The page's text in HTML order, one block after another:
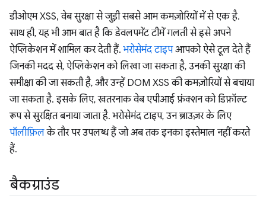
डीओएम XSS, वेब सुरक्षा से जुड़ी सबसे आम कमज़ोरियों में से एक है.
साथ ही, यह भी आम बात है कि डेवलपमेंट टीमें गलती से इसे अपने
ऐप्लिकेशन में शामिल कर देती हैं.भरोसेमंद टाइपआपको ऐसे टूल देते हैं
जिनकी मदद से, ऐप्लिकेशन को लिखा जा सकता है, उनकी सुरक्षा की
समीक्षा की जा सकती है, और उन्हें DOM XSS की कमज़ोरियों से बचाया
जा सकता है. इसके लिए, खतरनाक वेब एपीआई फ़ंक्शन को डिफ़ॉल्ट
रूप से सुरक्षित बनाया जाता है. भरोसेमंद टाइप, उन ब्राउज़र के लिए
पॉलीफ़िलके तौर पर उपलब्ध हैं जो अब तक इनका इस्तेमाल नहीं करते
हैं.
बैकग्राउंड